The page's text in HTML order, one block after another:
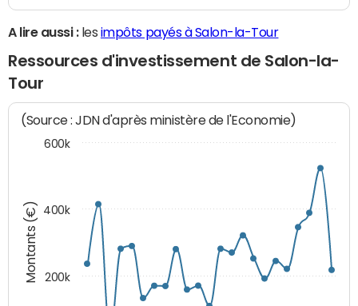
A lire aussi :les impôts payés à Salon-la-Tour
Ressources d'investissement de Salon-la-
Tour
Montants (€)
(Source : JDN d'après ministère de l'Economie)
200k
400k
600k